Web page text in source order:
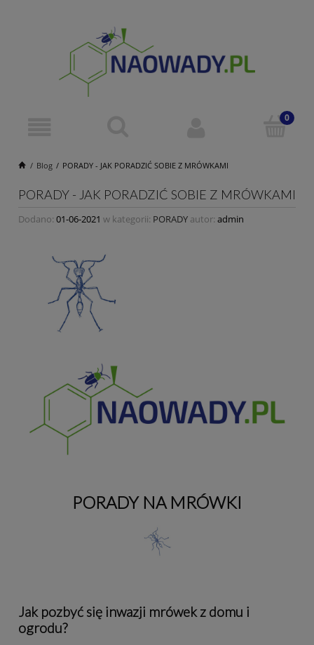
Blog PORADY - JAK PORADZIĆ SOBIE Z MRÓWKAMI
PORADY - JAK PORADZIĆ SOBIE Z MRÓWKAMI
Dodano: 01-06-2021 w kategorii: PORADY autor: admin
PORADY NA MRÓWKI
Jak pozbyć się inwazji mrówek z domu i
ogrodu?